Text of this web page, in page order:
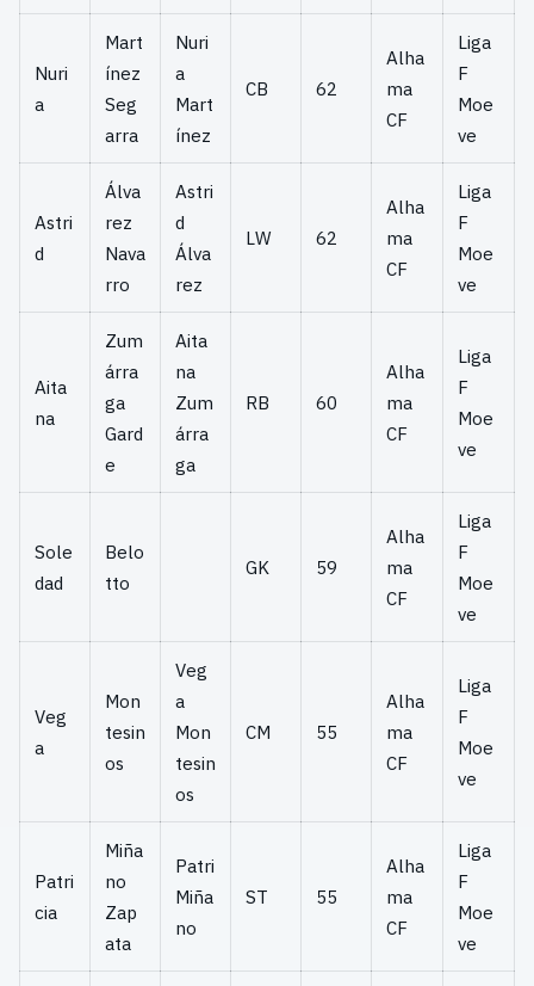
Nuri
a
Mart
ínez
Seg
arra
Nuri
a
Mart
ínez
CB 62
Alha
ma
CF
Liga
F
Moe
ve
Astri
d
Álva
rez
Nava
rro
Astri
d
Álva
rez
LW 62
Alha
ma
CF
Liga
F
Moe
ve
Aita
na
Zum
árra
ga
Gard
e
Aita
na
Zum
árra
ga
RB 60
Alha
ma
CF
Liga
F
Moe
ve
Sole
dad
Belo
tto
GK 59
Alha
ma
CF
Liga
F
Moe
ve
Veg
a
Mon
tesin
os
Veg
a
Mon
tesin
os
CM 55
Alha
ma
CF
Liga
F
Moe
ve
Patri
cia
Miña
no
Zap
ata
Patri
Miña
no
ST 55
Alha
ma
CF
Liga
F
Moe
ve